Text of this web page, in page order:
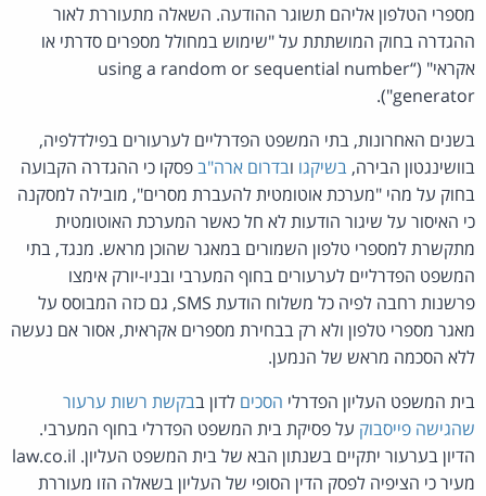
מספרי הטלפון אליהם תשוגר ההודעה. השאלה מתעוררת לאור
ההגדרה בחוק המושתתת על "שימוש במחולל מספרים סדרתי או
אקראי" (“using a random or sequential number
generator").
בשנים האחרונות, בתי המשפט הפדרליים לערעורים בפילדלפיה,
בוושינגטון הבירה, בשיקגו ובדרום ארה"בפסקו כי ההגדרה הקבועה
בחוק על מהי "מערכת אוטומטית להעברת מסרים", מובילה למסקנה
כי האיסור על שיגור הודעות לא חל כאשר המערכת האוטומטית
מתקשרת למספרי טלפון השמורים במאגר שהוכן מראש. מנגד, בתי
המשפט הפדרליים לערעורים בחוף המערבי ובניו-יורק אימצו
פרשנות רחבה לפיה כל משלוח הודעת SMS, גם כזה המבוסס על
מאגר מספרי טלפון ולא רק בבחירת מספרים אקראית, אסור אם נעשה
ללא הסכמה מראש של הנמען.
בית המשפט העליון הפדרלי הסכים לדון בבקשת רשות ערעור
שהגישה פייסבוק על פסיקת בית המשפט הפדרלי בחוף המערבי.
הדיון בערעור יתקיים בשנתון הבא של בית המשפט העליון. law.co.il
מעיר כי הציפיה לפסק הדין הסופי של העליון בשאלה הזו מעוררת